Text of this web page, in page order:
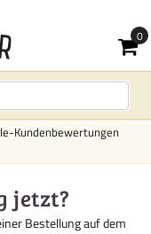
Kundenbewertungen
jetzt?
Bestellung auf dem